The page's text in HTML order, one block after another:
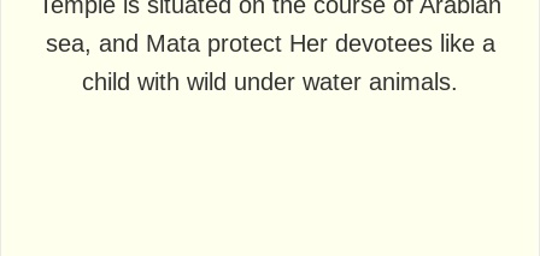
sea, and Mata protect Her devotees like a
child with wild under water animals.